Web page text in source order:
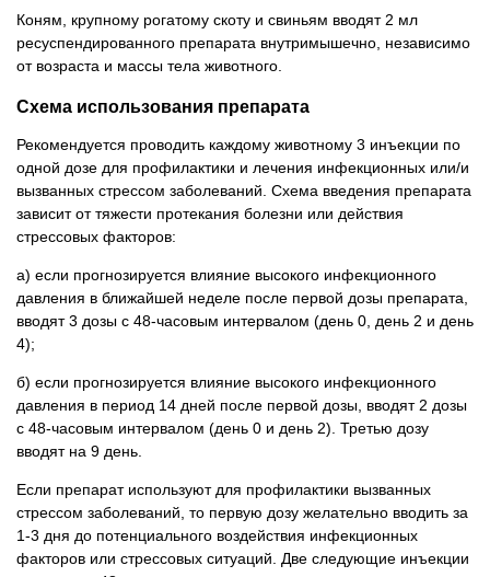
Коням, крупному рогатому скоту и свиньям вводят 2 мл
ресуспендированного препарата внутримышечно, независимо
от возраста и массы тела животного.
Схема использования препарата
Рекомендуется проводить каждому животному 3 инъекции по
одной дозе для профилактики и лечения инфекционных или/и
вызванных стрессом заболеваний. Схема введения препарата
зависит от тяжести протекания болезни или действия
стрессовых факторов:
а) если прогнозируется влияние высокого инфекционного
давления в ближайшей неделе после первой дозы препарата,
вводят 3 дозы с 48-часовым интервалом (день 0, день 2 и день
4);
б) если прогнозируется влияние высокого инфекционного
давления в период 14 дней после первой дозы, вводят 2 дозы
с 48-часовым интервалом (день 0 и день 2). Третью дозу
вводят на 9 день.
Если препарат используют для профилактики вызванных
стрессом заболеваний, то первую дозу желательно вводить за
1-3 дня до потенциального воздействия инфекционных
факторов или стрессовых ситуаций. Две следующие инъекции